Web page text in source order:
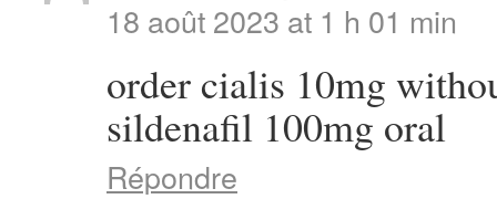
18 août 2023 at 1 h 01 min
order cialis 10mg
sildenafil 100mg oral
Répondre